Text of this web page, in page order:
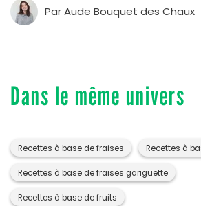
ParAude Bouquet des Chaux
Dans le même univers
Recettes à base de fraises Recettes à
Recettes à base de fraises gariguette
Recettes à base de fruits